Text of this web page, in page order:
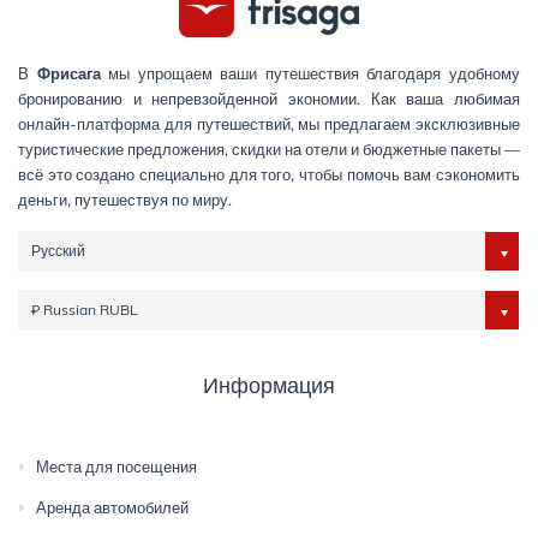
В Фрисагамы упрощаем ваши путешествия благодаря удобному
бронированию и непревзойденной экономии. Как ваша любимая
онлайн-платформа для путешествий, мы предлагаем эксклюзивные
туристические предложения, скидки на отели и бюджетные пакеты —
всё это создано специально для того, чтобы помочь вам сэкономить
деньги, путешествуя по миру.
Русский
₽ Russian RUBL
Информация
Места для посещения
Аренда автомобилей